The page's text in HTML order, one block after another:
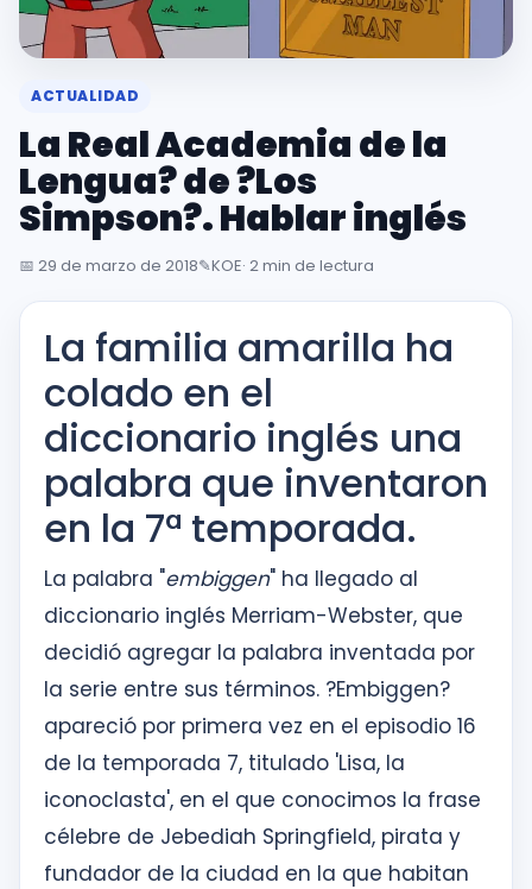
Comunidad
Habla
inglés
desde
la
primera
Intranet
KOE
SISK
Solicitudes
ACTUALIDAD
La Real Academia de la
Lengua? de ?Los
Simpson?. Hablar inglés
📅 29 de marzo de 2018✎️KOE· 2 min de lectura
La familia amarilla ha
colado en el
diccionario inglés una
palabra que inventaron
en la 7ª temporada.
La palabra "embiggen" ha llegado al
diccionario inglés Merriam-Webster, que
decidió agregar la palabra inventada por
la serie entre sus términos. ?Embiggen?
apareció por primera vez en el episodio 16
de la temporada 7, titulado 'Lisa, la
iconoclasta', en el que conocimos la frase
célebre de Jebediah Springfield, pirata y
fundador de la ciudad en la que habitan